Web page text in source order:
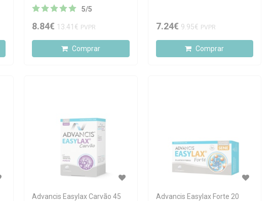
5/5
8.84€ 13.41€ PVPR
Comprar
7.24€ 9.95€ PVPR
Comprar
Advancis Easylax Carvão 45
Advancis Easylax Forte 20